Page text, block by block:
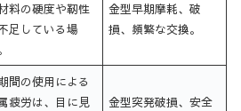
料の硬度や靭性
足している場
金型早期摩耗、破
損、頻繁な交換。
間の使用による
疲労は、目に見
金型突発破損、安全